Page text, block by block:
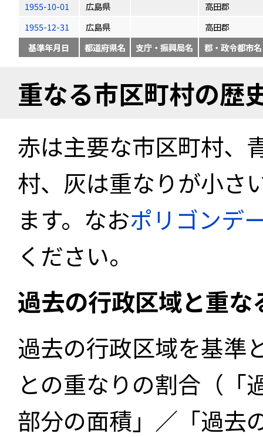
1955-10-01
広島県
高田郡
1955-12-31
広島県
高田郡
基準年月日
都道府県名 支庁・振興局名 郡・政令都市名
重なる市区町村の歴
赤は主要な市区町村、
村、灰は重なりが小さ
ます。なおポリゴンデ
ください。
過去の行政区域と重
過去の行政区域を基準
との重なりの割合（「
部分の面積」／「過去